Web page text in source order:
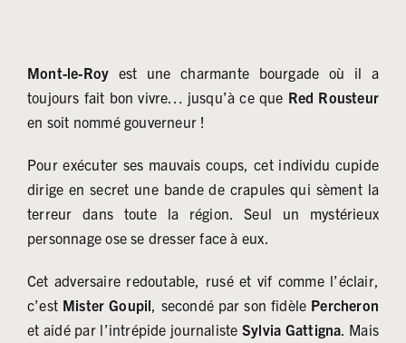
Mont-le-Roy est une charmante bourgade où il a
toujours fait bon vivre… jusqu’à ce que Red Rousteur
en soit nommé gouverneur !
Pour exécuter ses mauvais coups, cet individu cupide
dirige en secret une bande de crapules qui sèment la
terreur dans toute la région. Seul un mystérieux
personnage ose se dresser face à eux.
Cet adversaire redoutable, rusé et vif comme l’éclair,
c’est Mister Goupil , secondé par son fidèle Percheron
et aidé par l’intrépide journalisteSylvia Gattigna . Mais